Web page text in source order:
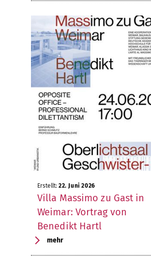
Erstellt: 22. Juni 2026
Villa Massimo zu Gast in
Weimar: Vortrag von
Benedikt Hartl
mehr